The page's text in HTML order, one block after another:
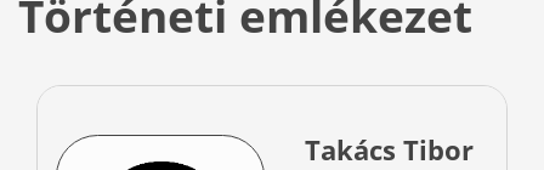
Történeti emlékezet
Takács Tibor